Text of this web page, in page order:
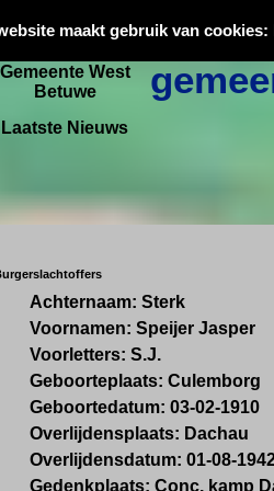
maakt gebruik van
Gemeente
Culemborg
Gemeente West
Betuwe
Laatste Nieuws
Achternaam: Sterk
Voornamen: Speijer Jasper
Voorletters: S.J.
Geboorteplaats: Culemborg
Geboortedatum: 03-02-1910
Overlijdensplaats: Dachau
Overlijdensdatum: 01-08-
Gedenkplaats: Conc. kamp